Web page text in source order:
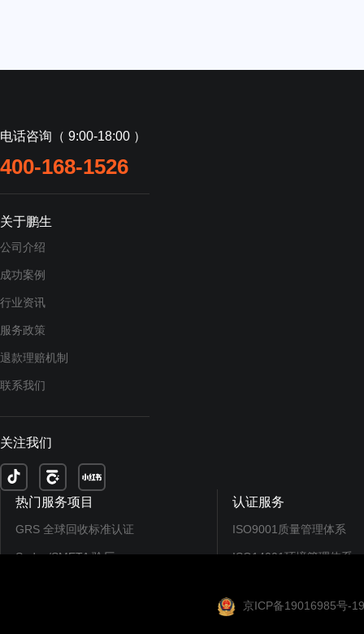
电话咨询（ 9:00-18:00 ）
400-168-1526
关于鹏生
公司介绍
成功案例
行业资讯
服务政策
退款理赔机制
联系我们
关注我们
热门服务项目
GRS 全球回收标准认证
Sedex/SMETA 验厂
认证服务
ISO9001质量管理体系
ISO14001环境管理体系
SEDEX/SMETA验厂
京ICP备19016985号-19